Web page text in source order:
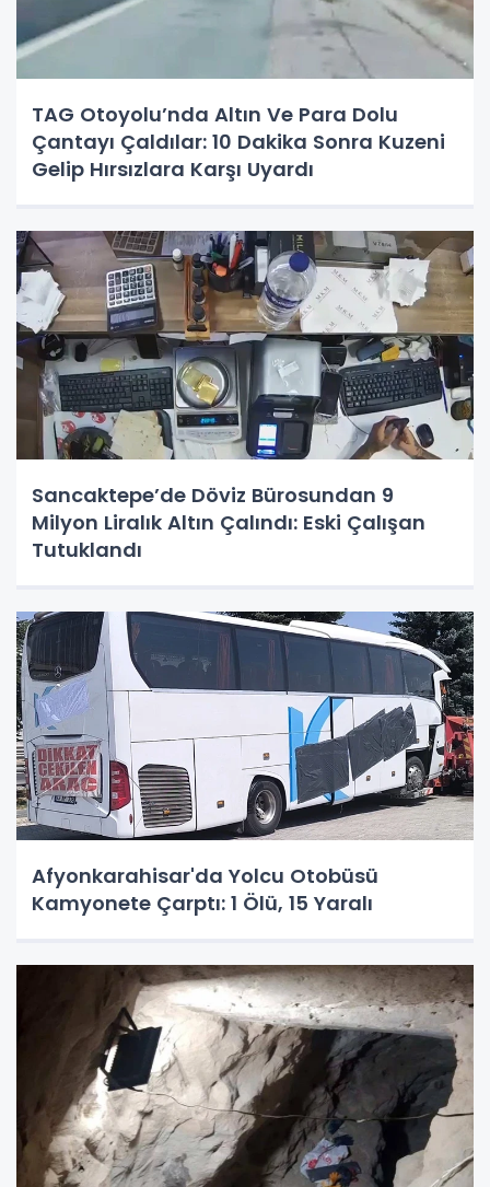
TAG Otoyolu’nda Altın Ve Para Dolu
Çantayı Çaldılar: 10 Dakika Sonra Kuzeni
Gelip Hırsızlara Karşı Uyardı
Sancaktepe’de Döviz Bürosundan 9
Milyon Liralık Altın Çalındı: Eski Çalışan
Tutuklandı
Afyonkarahisar'da Yolcu Otobüsü
Kamyonete Çarptı: 1 Ölü, 15 Yaralı